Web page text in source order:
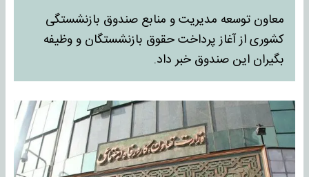
معاون توسعه مدیریت و منابع صندوق بازنشستگی
کشوری از آغاز پرداخت حقوق بازنشستگان و وظیفه
بگیران این صندوق خبر داد.